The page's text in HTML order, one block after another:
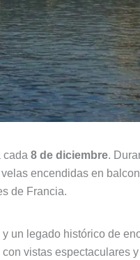
cada 8 de diciembre.
encendidas en
de Francia.
un legado histórico de
vistas espectaculares